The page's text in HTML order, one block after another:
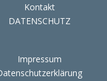
Kontakt
DATENSCHUTZ
Impressum